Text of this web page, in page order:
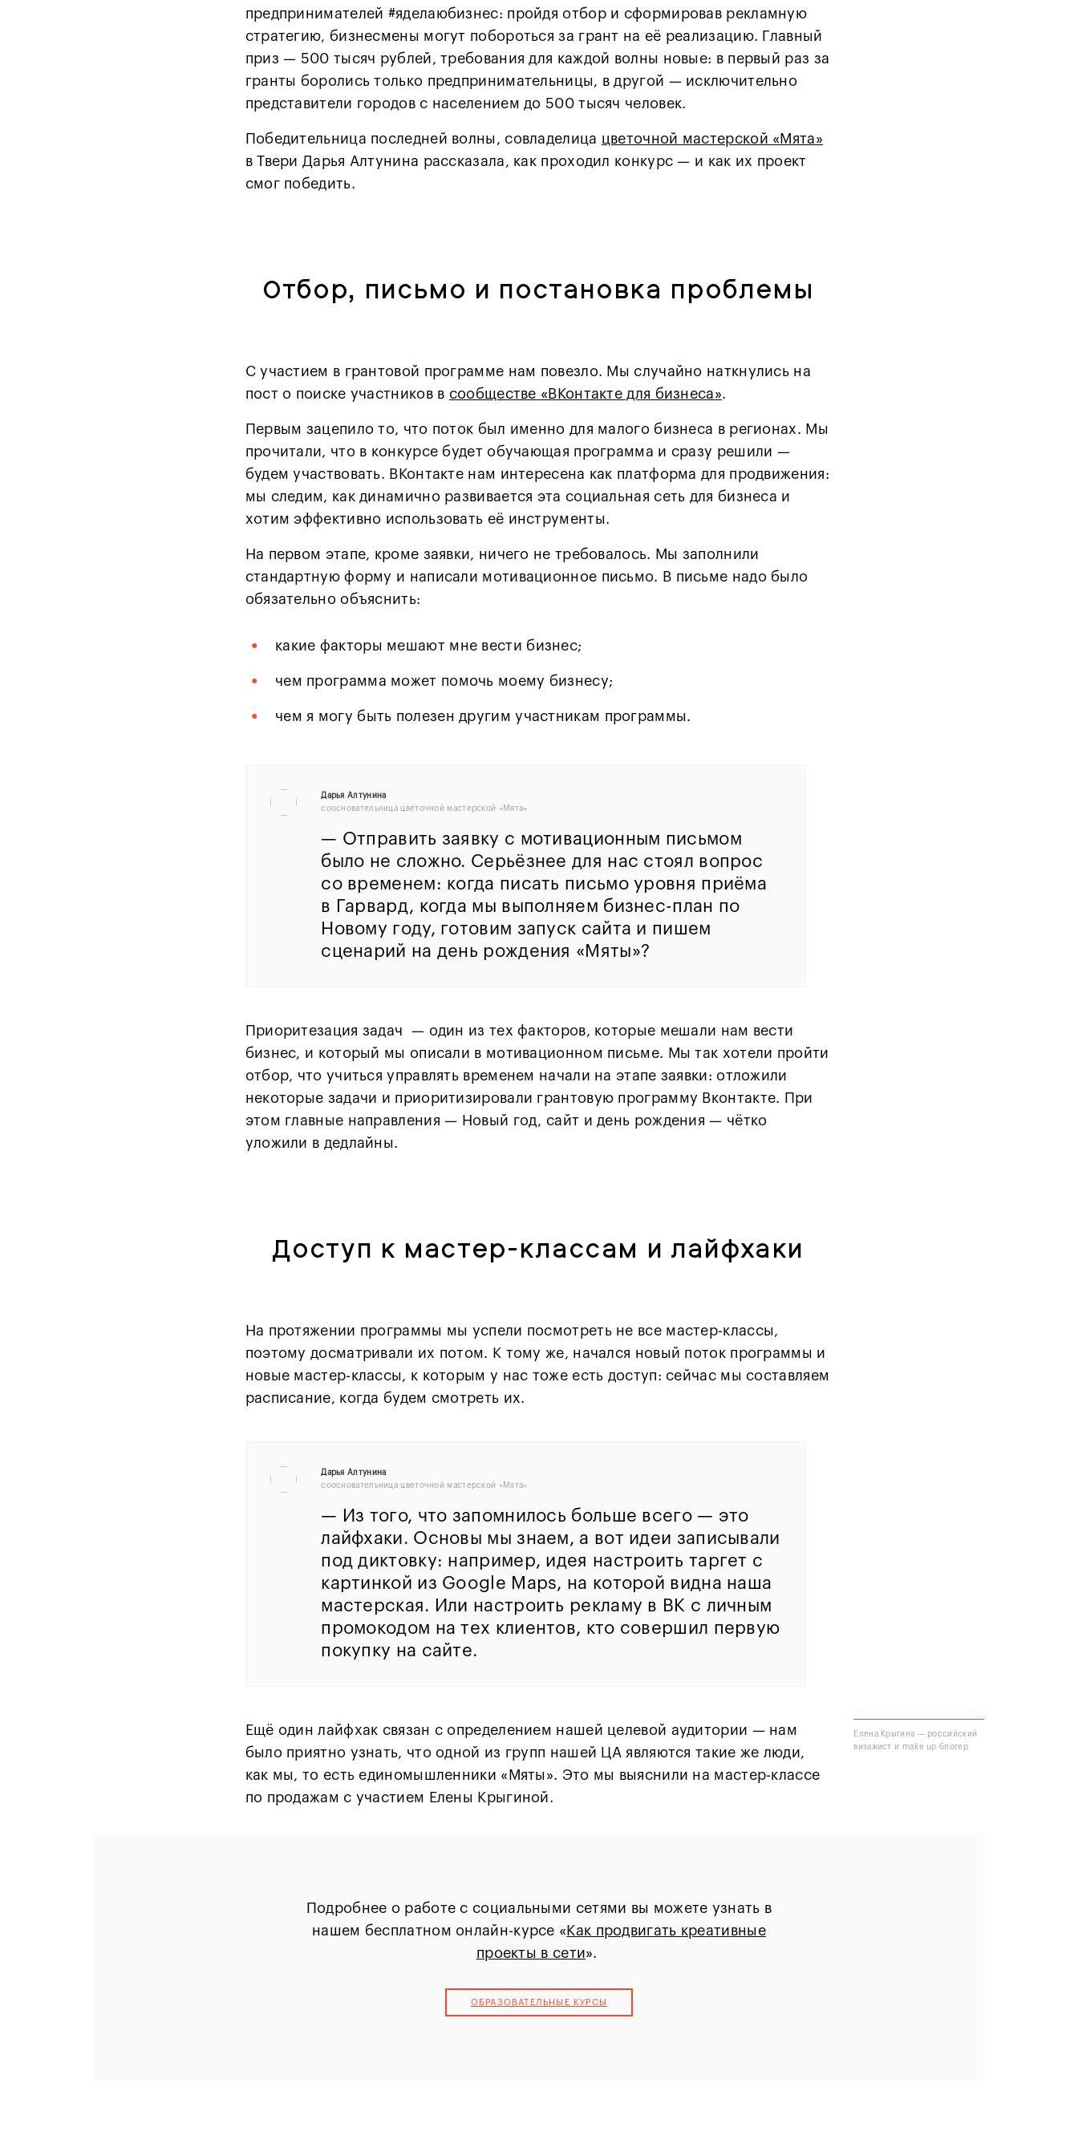
предпринимателей #яделаюбизнес: пройдя отбор и сформировав рекламную
стратегию, бизнесмены могут побороться за грант на её реализацию. Главный
приз — 500 тысяч рублей, требования для каждой волны новые: в первый раз за
гранты боролись только предпринимательницы, в другой — исключительно
представители городов с населением до 500 тысяч человек.
Победительница последней волны, совладелица цветочной мастерской «Мята»
в Твери Дарья Алтунина рассказала, как проходил конкурс — и как их проект
смог победить.
Отбор, письмо и постановка проблемы
С участием в грантовой программе нам повезло. Мы случайно наткнулись на
пост о поиске участников в сообществе «ВКонтакте для бизнеса».
Первым зацепило то, что поток был именно для малого бизнеса в регионах. Мы
прочитали, что в конкурсе будет обучающая программа и сразу решили —
будем участвовать. ВКонтакте нам интересена как платформа для продвижения:
мы следим, как динамично развивается эта социальная сеть для бизнеса и
хотим эффективно использовать её инструменты.
На первом этапе, кроме заявки, ничего не требовалось. Мы заполнили
стандартную форму и написали мотивационное письмо. В письме надо было
обязательно объяснить:
• какие факторы мешают мне вести бизнес;
• чем программа может помочь моему бизнесу;
• чем я могу быть полезен другим участникам программы.
Дарья Алтунина
соосновательница цветочной мастерской «Мята»
— Отправить заявку с мотивационным письмом
было не сложно. Серьёзнее для нас стоял вопрос
со временем: когда писать письмо уровня приёма
в Гарвард, когда мы выполняем бизнес-план по
Новому году, готовим запуск сайта и пишем
сценарий на день рождения «Мяты»?
Приоритезация задач — один из тех факторов, которые мешали нам вести
бизнес, и который мы описали в мотивационном письме. Мы так хотели пройти
отбор, что учиться управлять временем начали на этапе заявки: отложили
некоторые задачи и приоритизировали грантовую программу Вконтакте. При
этом главные направления — Новый год, сайт и день рождения — чётко
уложили в дедлайны.
Доступ к мастер-классам и лайфхаки
На протяжении программы мы успели посмотреть не все мастер-классы,
поэтому досматривали их потом. К тому же, начался новый поток программы и
новые мастер-классы, к которым у нас тоже есть доступ: сейчас мы составляем
расписание, когда будем смотреть их.
Дарья Алтунина
соосновательница цветочной мастерской «Мята»
— Из того, что запомнилось больше всего — это
лайфхаки. Основы мы знаем, а вот идеи записывали
под диктовку: например, идея настроить таргет с
картинкой из Google Maps, на которой видна наша
мастерская. Или настроить рекламу в ВК с личным
промокодом на тех клиентов, кто совершил первую
покупку на сайте.
Ещё один лайфхак связан с определением нашей целевой аудитории — нам
было приятно узнать, что одной из групп нашей ЦА являются такие же люди,
как мы, то есть единомышленники «Мяты». Это мы выяснили на мастер-классе
по продажам с участием Елены Крыгиной.
Елена Крыгина — российский
визажист и make up блогер
Подробнее о работе с социальными сетями вы можете узнать в
нашем бесплатном онлайн-курсе « Как продвигать креативные
проекты в сети».
ОБРАЗОВАТЕЛЬНЫЕ КУРCЫ